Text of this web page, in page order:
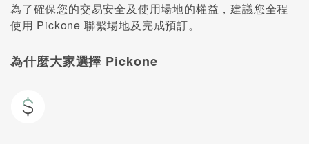
為了確保您的交易安全及使用場地的權益，建議您全程
使用 Pickone 聯繫場地及完成預訂。
為什麼大家選擇 Pickone